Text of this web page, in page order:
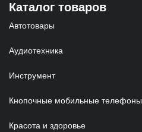
Каталог товаров
Автотовары
Аудиотехника
Инструмент
Кнопочные мобильные телефоны
Красота и здоровье